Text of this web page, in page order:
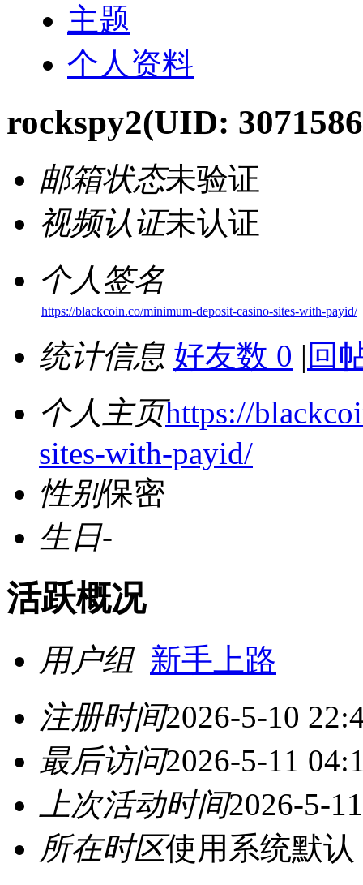
主题
个人资料
rockspy2(UID:
邮箱状态未验证
视频认证未认证
个人签名
https://blackcoin.co/minimum-deposit-casino-sites-with-payid/
统计信息 好友数 0 | 回
个人主页https://
sites-with-payid/
性别保密
生日-
活跃概况
用户组 新手上路
注册时间2026-5-10
最后访问2026-5-11
上次活动时间2026-5-
所在时区使用系统默认